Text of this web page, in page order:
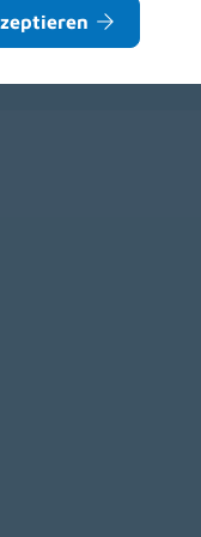
schließen Sie